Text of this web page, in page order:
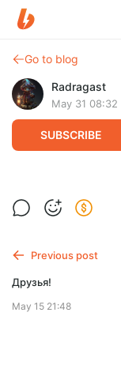
Go to blog
Radragast
May 31 08:32
SUBSCRIBE
Эд Гринвуд
королевства
Realms]
Переведена 4
- Работа обычных
- Гильдии и их
- Монеты
Previous post
Друзья!
May 15 21:48